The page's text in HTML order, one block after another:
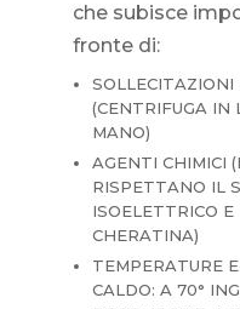
che subisce
fronte di:
SOLLECITAZIONI
(CENTRIFUGA IN
MANO)
AGENTI CHIMICI
RISPETTANO IL
ISOELETTRICO
CHERATINA)
TEMPERATURE
CALDO: A 70°